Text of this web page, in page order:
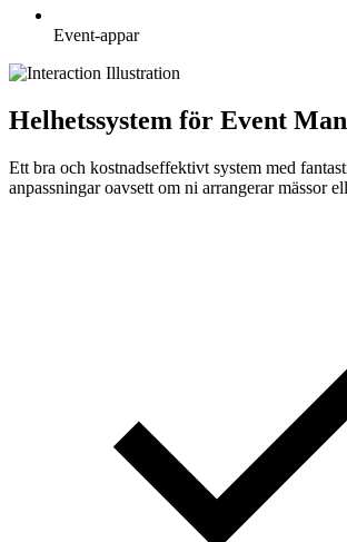
Event-appar
Helhetssystem för Event
Ett bra och kostnadseffektivt system med
anpassningar oavsett om ni arrangerar mässor